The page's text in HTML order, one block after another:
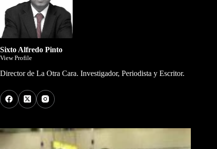
Sixto Alfredo Pinto
View Profile
Director de La Otra Cara. Investigador, Periodista y Escritor.